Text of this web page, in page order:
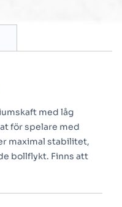
med låg
för spelare med
maximal stabilitet,
bollflykt. Finns att